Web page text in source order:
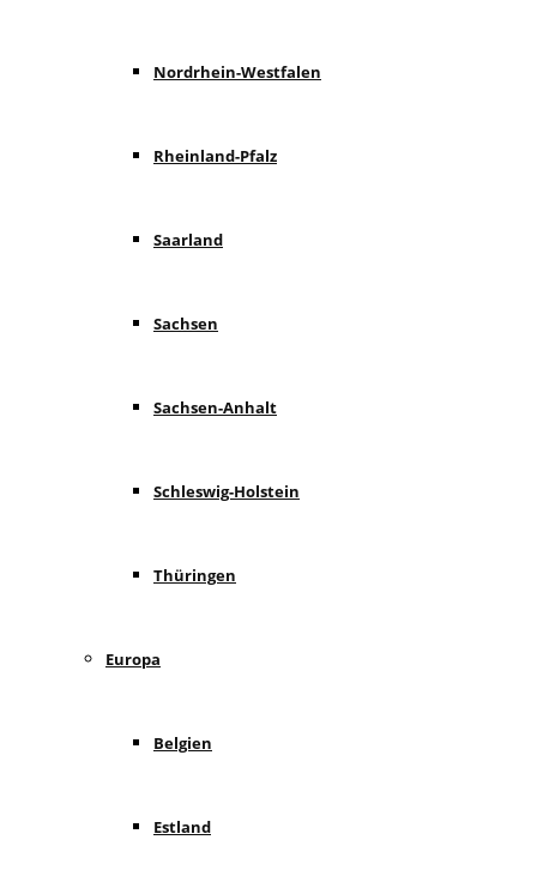
Nordrhein-Westfalen
Rheinland-Pfalz
Saarland
Sachsen
Sachsen-Anhalt
Schleswig-Holstein
Thüringen
Europa
Belgien
Estland